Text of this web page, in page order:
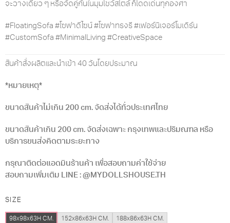
จะวางเดี่ยว ๆ หรือจัดคู่กันในมุมโชว์สไตล์ ก็โดดเด่นทุกองศา
#FloatingSofa #โซฟาดีไซน์ #โซฟาทรงรี #เฟอร์นิเจอร์โมเดิร์น
#CustomSofa #MinimalLiving #CreativeSpace
สินค้าสั่งผลิตและนำเข้า 40 วันโดยประมาณ
*หมายเหตุ*
ขนาดสินค้าไม่เกิน 200 cm. จัดส่งได้ทั่วประเทศไทย
ขนาดสินค้าเกิน 200 cm. จัดส่งเฉพาะ กรุงเทพและปริมณฑล หรือ
บริการขนส่งคิดตามระยะทาง
กรุณาติดต่อแอดมินร้านค้า เพื่อสอบถามค่าใช้จ่าย
สอบถามเพิ่มเติม LINE : @MYDOLLSHOUSE.TH
SIZE
98x98x63H CM. 152x86x63H CM. 188x86x63H CM.